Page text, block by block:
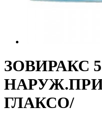
ЗОВИРАКС
ГЛАКСО/